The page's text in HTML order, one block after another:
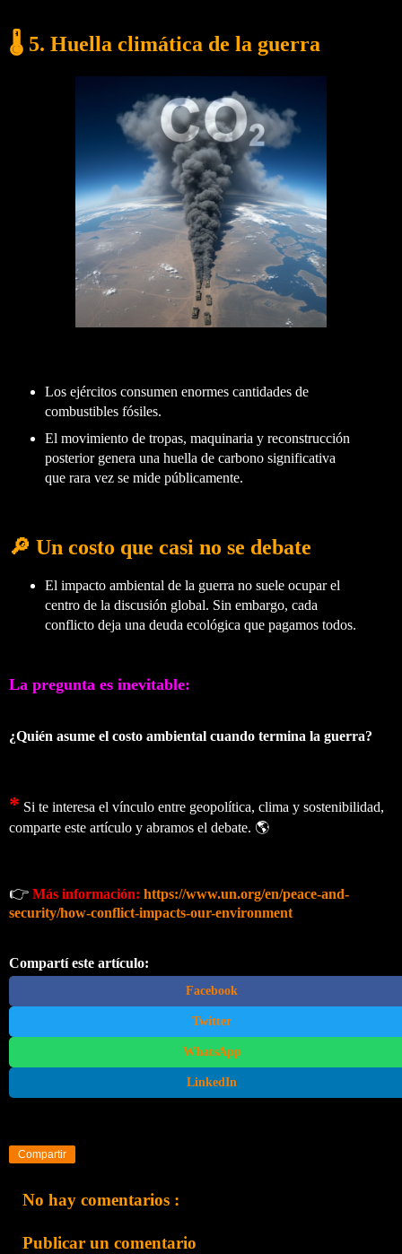
🌡️ 5. Huella climática de la guerra
Los ejércitos consumen enormes cantidades de
combustibles fósiles.
El movimiento de tropas, maquinaria y reconstrucción
posterior genera una huella de carbono significativa
que rara vez se mide públicamente.
🔎 Un costo que casi no se debate
El impacto ambiental de la guerra no suele ocupar el
centro de la discusión global. Sin embargo, cada
conflicto deja una deuda ecológica que pagamos todos.
La pregunta es inevitable:
¿Quién asume el costo ambiental cuando termina la guerra?
* Si te interesa el vínculo entre geopolítica, clima y sostenibilidad,
comparte este artículo y abramos el debate. 🌎
👉 Más información: https://www.un.org/en/peace-and-
security/how-conflict-impacts-our-environment
Compartí este artículo:
Facebook
Twitter
WhatsApp
LinkedIn
Compartir
No hay comentarios :
Publicar un comentario